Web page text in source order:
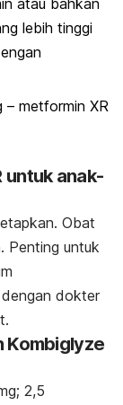
atau bahkan
lebih tinggi
– metformin XR
untuk anak-
Obat
Penting untuk
dokter
Kombiglyze
2,5